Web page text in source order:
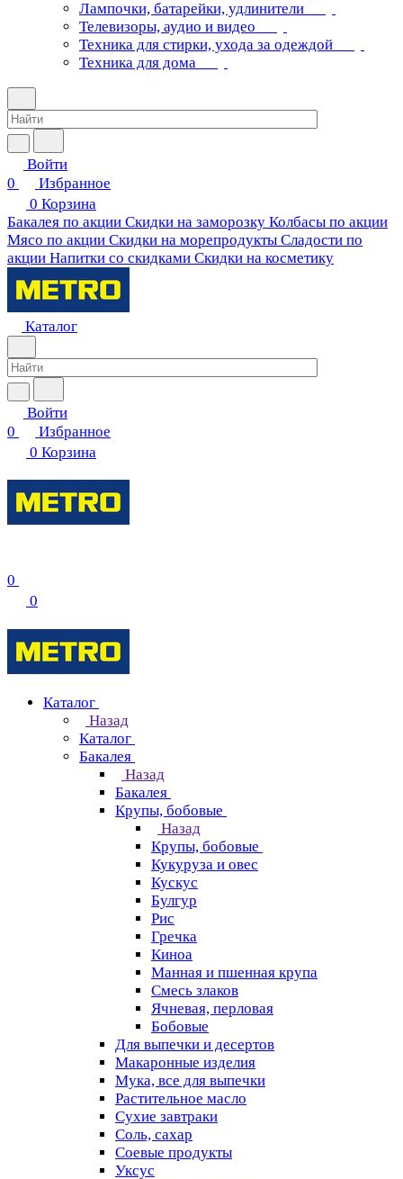
Лампочки, батарейки, удлинители
Телевизоры, аудио и видео
Техника для стирки, ухода за одеждой
Техника для дома
Войти
0
Избранное
0 Корзина
Бакалея по акции Скидки на заморозку Колбасы по акции
Мясо по акции Скидки на морепродукты Сладости по
акции Напитки со скидками Скидки на косметику
Каталог
Войти
0
Избранное
0 Корзина
0
0
Каталог
Назад
Каталог
Бакалея
Назад
Бакалея
Крупы, бобовые
Назад
Крупы, бобовые
Кукуруза и овес
Кускус
Булгур
Рис
Гречка
Киноа
Манная и пшенная крупа
Смесь злаков
Ячневая, перловая
Бобовые
Для выпечки и десертов
Макаронные изделия
Мука, все для выпечки
Растительное масло
Сухие завтраки
Соль, сахар
Соевые продукты
Уксус